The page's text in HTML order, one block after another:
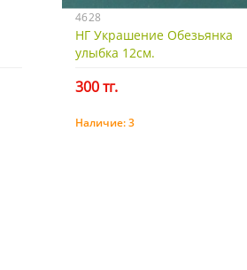
4628
НГ Украшение Обезьянка
улыбка 12см.
300 тг.
Купить
Наличие:3